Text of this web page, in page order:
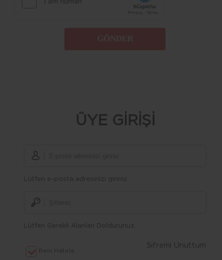
ÜYE GİRİŞİ
Lütfen e-posta adresinizi giriniz
Lütfen Gerekli Alanları Doldurunuz.
Beni Hatırla
Şifremi Unuttum